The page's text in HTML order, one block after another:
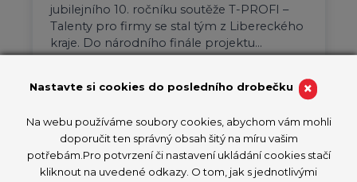
jubilejního 10. ročníku soutěže T-PROFI –
Talenty pro firmy se stal tým z Libereckého
kraje. Do národního finále projektu…
×
Nastavte si cookies do posledního drobečku
Na webu používáme soubory cookies, abychom vám mohli
doporučit ten správný obsah šitý na míru vašim
potřebám.Pro potvrzení či nastavení ukládání cookies stačí
kliknout na uvedené odkazy. O tom, jak s jednotlivými